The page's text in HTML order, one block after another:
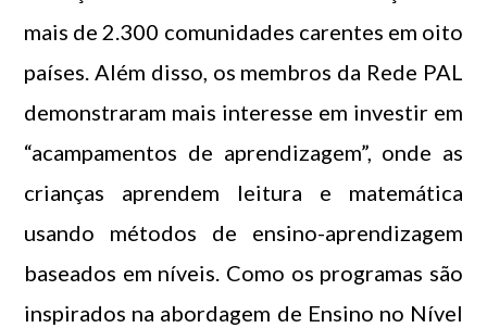
mais de 2.300 comunidades carentes em oito
países. Além disso, os membros da Rede PAL
demonstraram mais interesse em investir em
“acampamentos de aprendizagem”, onde as
crianças aprendem leitura e matemática
usando métodos de ensino-aprendizagem
baseados em níveis. Como os programas são
inspirados na abordagem de Ensino no Nível